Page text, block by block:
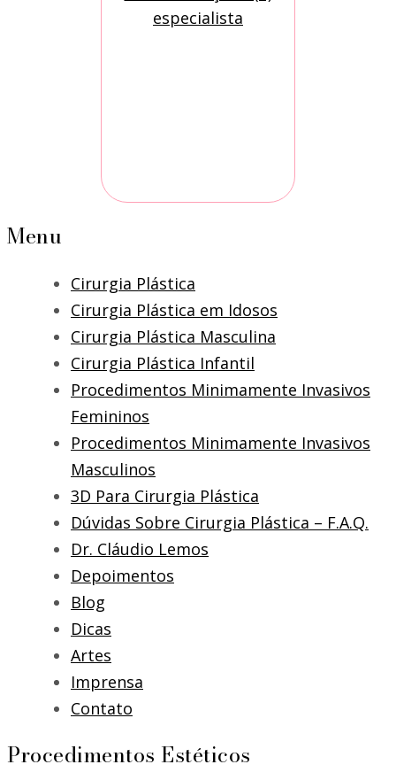
Menu
Cirurgia Plástica
Cirurgia Plástica em Idosos
Cirurgia Plástica Masculina
Cirurgia Plástica Infantil
Procedimentos Minimamente Invasivos
Femininos
Procedimentos Minimamente Invasivos
Masculinos
3D Para Cirurgia Plástica
Dúvidas Sobre Cirurgia Plástica – F.A.Q.
Dr. Cláudio Lemos
Depoimentos
Blog
Dicas
Artes
Imprensa
Contato
Procedimentos Estéticos